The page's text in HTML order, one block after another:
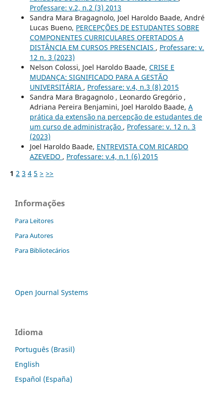
Professare: v.2, n.2 (3) 2013
Sandra Mara Bragagnolo, Joel Haroldo Baade, André
Lucas Bueno, PERCEPÇÕES DE ESTUDANTES SOBRE
COMPONENTES CURRICULARES OFERTADOS A
DISTÂNCIA EM CURSOS PRESENCIAIS , Professare: v.
12 n. 3 (2023)
Nelson Colossi, Joel Haroldo Baade, CRISE E
MUDANÇA: SIGNIFICADO PARA A GESTÃO
UNIVERSITÁRIA , Professare: v.4, n.3 (8) 2015
Sandra Mara Bragagnolo , Leonardo Gregório ,
Adriana Pereira Benjamini, Joel Haroldo Baade, A
prática da extensão na percepção de estudantes de
um curso de administração , Professare: v. 12 n. 3
(2023)
Joel Haroldo Baade, ENTREVISTA COM RICARDO
AZEVEDO , Professare: v.4, n.1 (6) 2015
1 2 3 4 5 > >>
Informações
Para Leitores
Para Autores
Para Bibliotecários
Open Journal Systems
Idioma
Português (Brasil)
English
Español (España)